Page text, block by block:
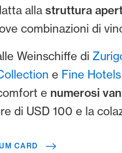
alla struttura
combinazioni di
Weinschiffe di
e Fine
e numerosi
di USD 100 e la
CARD